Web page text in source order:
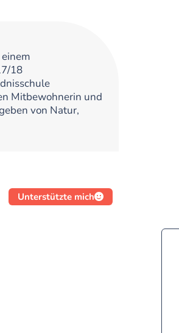
18
Mitbewohnerin und
von Natur,
Unterstützte mich